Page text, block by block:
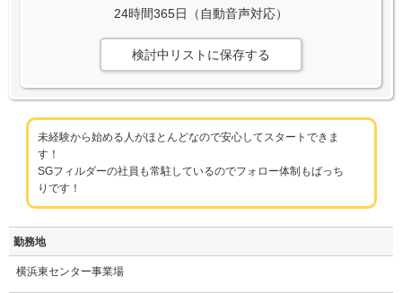
24時間365日（自動音声対応）
検討中リストに保存する
未経験から始める人がほとんどなので安心してスタートできま
す！
SGフィルダーの社員も常駐しているのでフォロー体制もばっち
りです！
勤務地
横浜東センター事業場